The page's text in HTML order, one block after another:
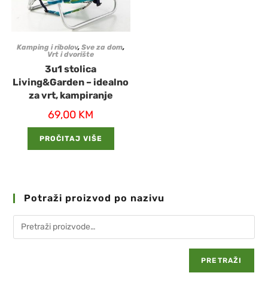
Kamping i ribolov,Sve za dom,
Vrt i dvorište
3u1 stolica
Living&Garden – idealno
za vrt, kampiranje
69,00 KM
PROČITAJ VIŠE
Potraži proizvod po nazivu
PRETRAŽI